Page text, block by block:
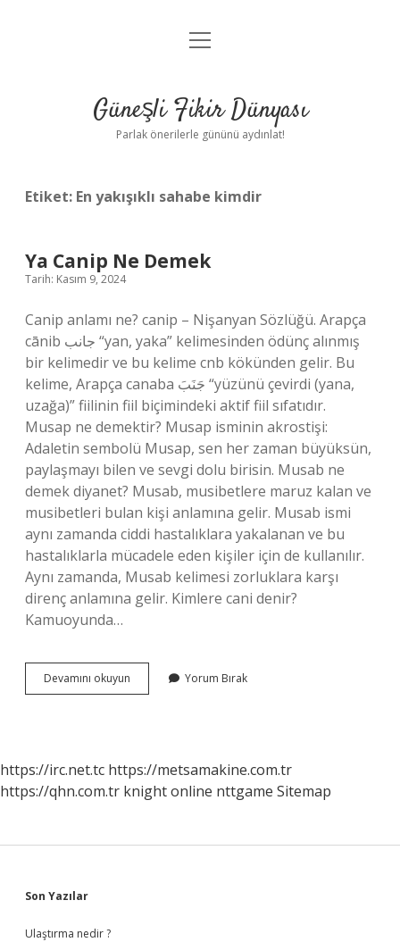
Anasayfa
Yasal Uyarı
menüyü
Güneşli Fikir Dünyası
Parlak önerilerle gününü aydınlat!
Etiket: En yakışıklı sahabe kimdir
Ya Canip Ne Demek
Tarih: Kasım 9, 2024
Canip anlamı ne? canip – Nişanyan Sözlüğü. Arapça
cānib جانب “yan, yaka” kelimesinden ödünç alınmış
bir kelimedir ve bu kelime cnb ​​kökünden gelir. Bu
kelime, Arapça canaba جَنَبَ “yüzünü çevirdi (yana,
uzağa)” fiilinin fiil biçimindeki aktif fiil sıfatıdır.
Musap ne demektir? Musap isminin akrostişi:
Adaletin sembolü Musap, sen her zaman büyüksün,
paylaşmayı bilen ve sevgi dolu birisin. Musab ne
demek diyanet? Musab, musibetlere maruz kalan ve
musibetleri bulan kişi anlamına gelir. Musab ismi
aynı zamanda ciddi hastalıklara yakalanan ve bu
hastalıklarla mücadele eden kişiler için de kullanılır.
Aynı zamanda, Musab kelimesi zorluklara karşı
direnç anlamına gelir. Kimlere cani denir?
Kamuoyunda…
Devamını okuyun
Canip
Yorum Bırak
https://irc.net.tc https://metsamakine.com.tr
https://qhn.com.tr knight online nttgame Sitemap
Sidebar
Son Yazılar
Ulaştırma nedir ?